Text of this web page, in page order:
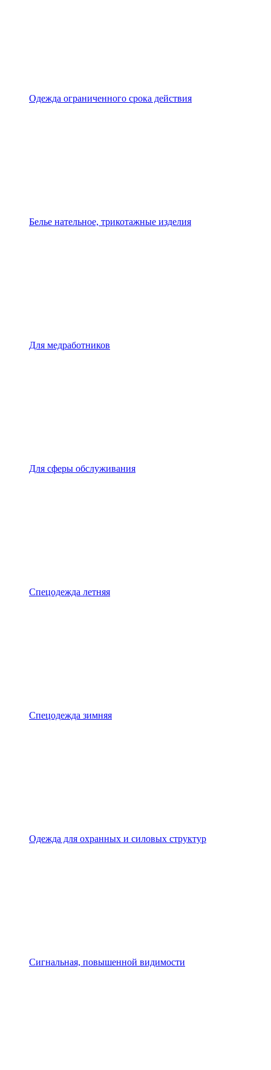
Одежда ограниченного срока действия
Белье нательное, трикотажные изделия
Для медработников
Для сферы обслуживания
Спецодежда летняя
Спецодежда зимняя
Одежда для охранных и силовых структур
Сигнальная, повышенной видимости